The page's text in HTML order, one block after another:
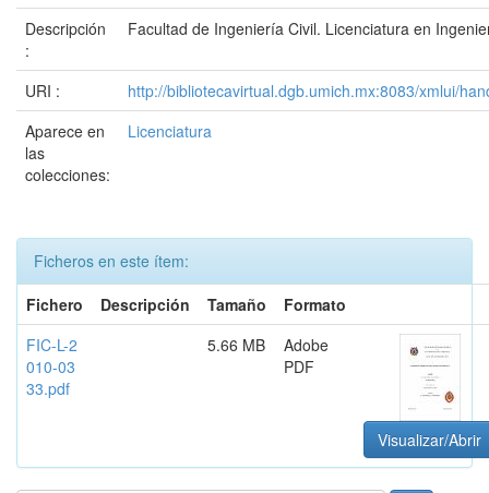
Descripción
:
Facultad de Ingeniería Civil. Licenciatura en
URI :
http://bibliotecavirtual.dgb.umich.mx:8083/xmlui/
Aparece en
las
colecciones:
Licenciatura
Ficheros en este ítem:
Fichero
Descripción Tamaño
Formato
FIC-L-2
010-03
33.pdf
5.66 MB
Adobe
PDF
Visualizar/Abrir